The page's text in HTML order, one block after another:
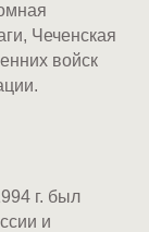
Чеченская
войск
г. был
и